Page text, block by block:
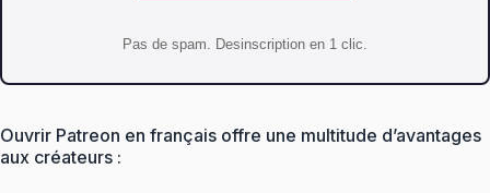
Pas de spam. Desinscription en 1 clic.
Ouvrir Patreon en français offre une multitude d’avantages
aux créateurs :